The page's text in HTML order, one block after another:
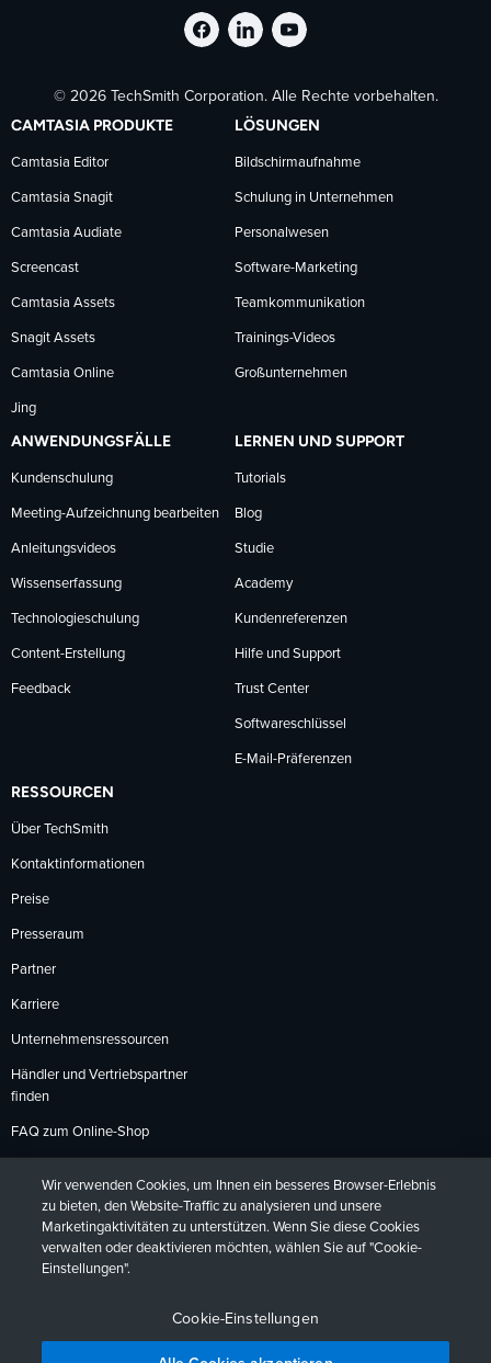
TechSmith
auf
Facebook
folgen
TechSmith
auf
LinkedIn
folgen
TechSmith
auf
YouTube
folgen
© 2026 TechSmith Corporation. Alle Rechte vorbehalten.
CAMTASIA PRODUKTE
Camtasia Editor
Camtasia Snagit
Camtasia Audiate
Screencast
Camtasia Assets
Snagit Assets
Camtasia Online
Jing
LÖSUNGEN
Bildschirmaufnahme
Schulung in Unternehmen
Personalwesen
Software-Marketing
Teamkommunikation
Trainings-Videos
Großunternehmen
ANWENDUNGSFÄLLE
Kundenschulung
Meeting-Aufzeichnung bearbeiten
Anleitungsvideos
Wissenserfassung
Technologieschulung
Content-Erstellung
Feedback
LERNEN UND SUPPORT
Tutorials
Blog
Studie
Academy
Kundenreferenzen
Hilfe und Support
Trust Center
Softwareschlüssel
E-Mail-Präferenzen
RESSOURCEN
Über TechSmith
Kontaktinformationen
Preise
Presseraum
Partner
Karriere
Unternehmensressourcen
Händler und Vertriebspartner
finden
FAQ zum Online-Shop
Rückgabebedingungen
DeutschFrançaisEspañol日本語
Wir verwenden Cookies, um Ihnen ein besseres Browser-Erlebnis
zu bieten, den Website-Traffic zu analysieren und unsere
Marketingaktivitäten zu unterstützen. Wenn Sie diese Cookies
verwalten oder deaktivieren möchten, wählen Sie auf "Cookie-
Einstellungen".
Cookie-Einstellungen